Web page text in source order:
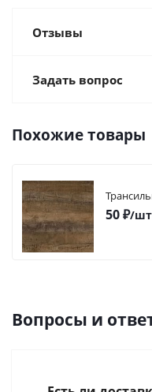
Отзывы
Задать вопрос
Похожие товары
50₽/шт
Вопросы и